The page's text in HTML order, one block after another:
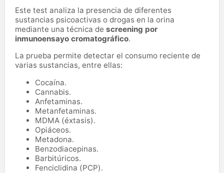
Este test analiza la presencia de diferentes
sustancias psicoactivas o drogas en la orina
mediante una técnica de screening por
inmunoensayo cromatográfico.
La prueba permite detectar el consumo reciente de
varias sustancias, entre ellas:
Cocaína.
Cannabis.
Anfetaminas.
Metanfetaminas.
MDMA (éxtasis).
Opiáceos.
Metadona.
Benzodiacepinas.
Barbitúricos.
Fenciclidina (PCP).